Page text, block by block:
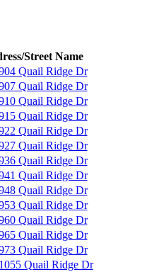
Street Name
Quail Ridge Dr
Quail Ridge Dr
Quail Ridge Dr
Quail Ridge Dr
Quail Ridge Dr
Quail Ridge Dr
Quail Ridge Dr
Quail Ridge Dr
Quail Ridge Dr
Quail Ridge Dr
Quail Ridge Dr
Quail Ridge Dr
Quail Ridge Dr
Quail Ridge Dr